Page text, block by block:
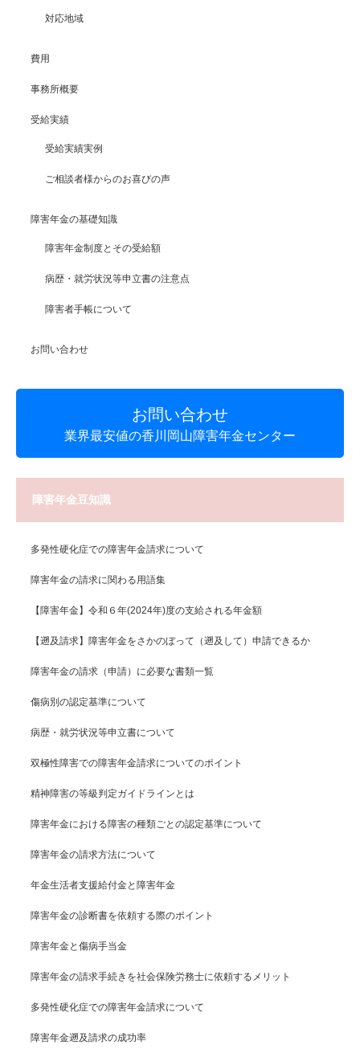
対応地域
費用
事務所概要
受給実績
受給実績実例
ご相談者様からのお喜びの声
障害年金の基礎知識
障害年金制度とその受給額
病歴・就労状況等申立書の注意点
障害者手帳について
お問い合わせ
お問い合わせ
業界最安値の香川岡山障害年金センター
障害年金豆知識
多発性硬化症での障害年金請求について
障害年金の請求に関わる用語集
【障害年金】令和６年(2024年)度の支給される年金額
【遡及請求】障害年金をさかのぼって（遡及して）申請できるか
障害年金の請求（申請）に必要な書類一覧
傷病別の認定基準について
病歴・就労状況等申立書について
双極性障害での障害年金請求についてのポイント
精神障害の等級判定ガイドラインとは
障害年金における障害の種類ごとの認定基準について
障害年金の請求方法について
年金生活者支援給付金と障害年金
障害年金の診断書を依頼する際のポイント
障害年金と傷病手当金
障害年金の請求手続きを社会保険労務士に依頼するメリット
多発性硬化症での障害年金請求について
障害年金遡及請求の成功率